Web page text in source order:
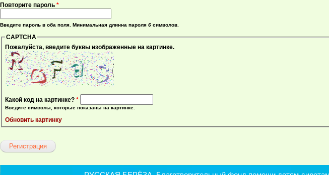
Повторите пароль *
Введите пароль в оба поля. Минимальная длинна пароля 6 символов.
CAPTCHA
Пожалуйста, введите буквы изображенные на картинке.
Какой код на картинке? *
Введите символы, которые показаны на картинке.
Обновить картинку